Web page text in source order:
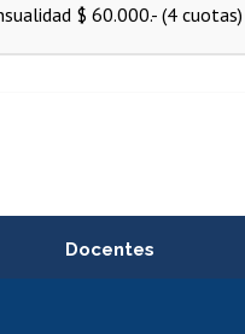
$ 60.000.- (4 cuotas)
Docentes